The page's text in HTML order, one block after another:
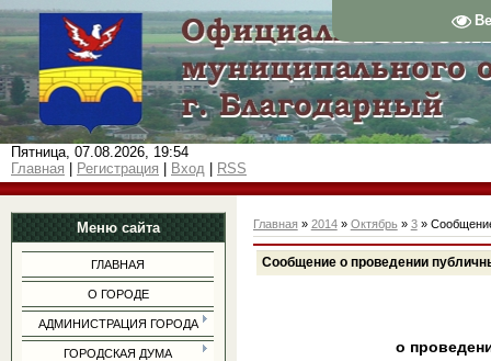
Пятница, 07.08.2026, 19:54
Главная
Регистрация Вход RSS
Меню сайта
ГЛАВНАЯ
О ГОРОДЕ
АДМИНИСТРАЦИЯ ГОРОДА
ГОРОДСКАЯ ДУМА
Главная » 2014 » Октябрь » 3»
Сообщение о проведении
о